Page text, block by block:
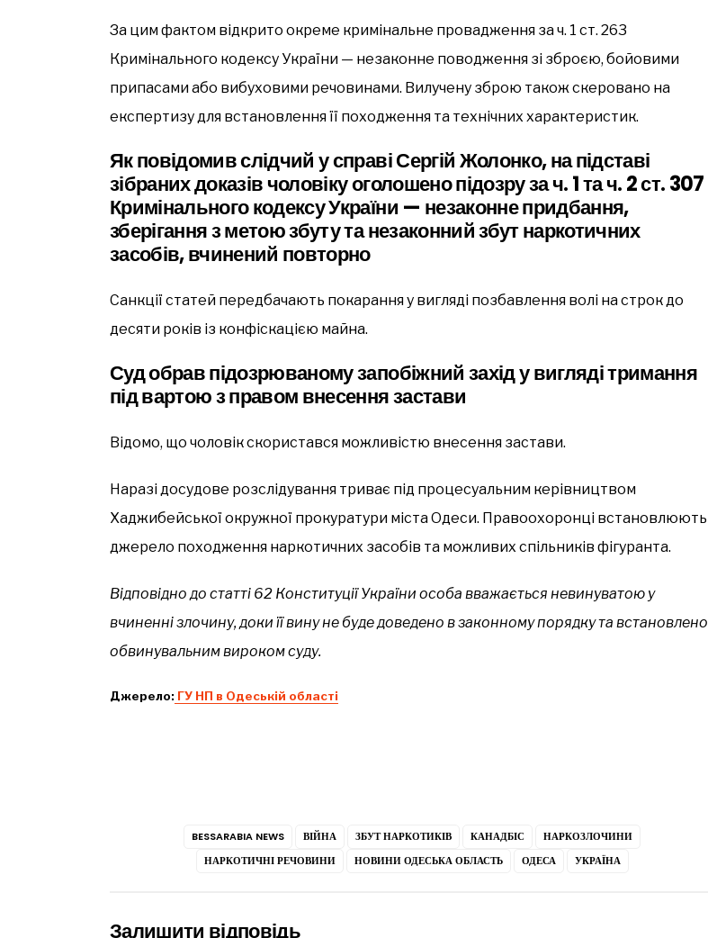
За цим фактом відкрито окреме кримінальне провадження за ч. 1 ст. 263
Кримінального кодексу України — незаконне поводження зі зброєю, бойовими
припасами або вибуховими речовинами. Вилучену зброю також скеровано на
експертизу для встановлення її походження та технічних характеристик.
Як повідомив слідчий у справі Сергій Жолонко, на підставі
зібраних доказів чоловіку оголошено підозру за ч. 1 та ч. 2 ст. 307
Кримінального кодексу України — незаконне придбання,
зберігання з метою збуту та незаконний збут наркотичних
засобів, вчинений повторно
Санкції статей передбачають покарання у вигляді позбавлення волі на строк до
десяти років із конфіскацією майна.
Суд обрав підозрюваному запобіжний захід у вигляді тримання
під вартою з правом внесення застави
Відомо, що чоловік скористався можливістю внесення застави.
Наразі досудове розслідування триває під процесуальним керівництвом
Хаджибейської окружної прокуратури міста Одеси. Правоохоронці встановлюють
джерело походження наркотичних засобів та можливих спільників фігуранта.
Відповідно до статті 62 Конституції України особа вважається невинуватою у
вчиненні злочину, доки її вину не буде доведено в законному порядку та встановлено
обвинувальним вироком суду.
Джерело: ГУ НП в Одеській області
BESSARABIA NEWS ВІЙНА ЗБУТ НАРКОТИКІВ КАНАДБІС
НАРКОЗЛОЧИНИ
НАРКОТИЧНІ РЕЧОВИНИ
НОВИНИ ОДЕСЬКА ОБЛАСТЬ ОДЕСА УКРАЇНА
Залишити відповідь